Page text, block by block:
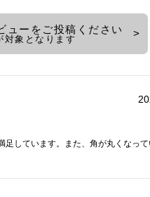
ューをご投稿ください
象となります
しています。また、角が丸くなっ